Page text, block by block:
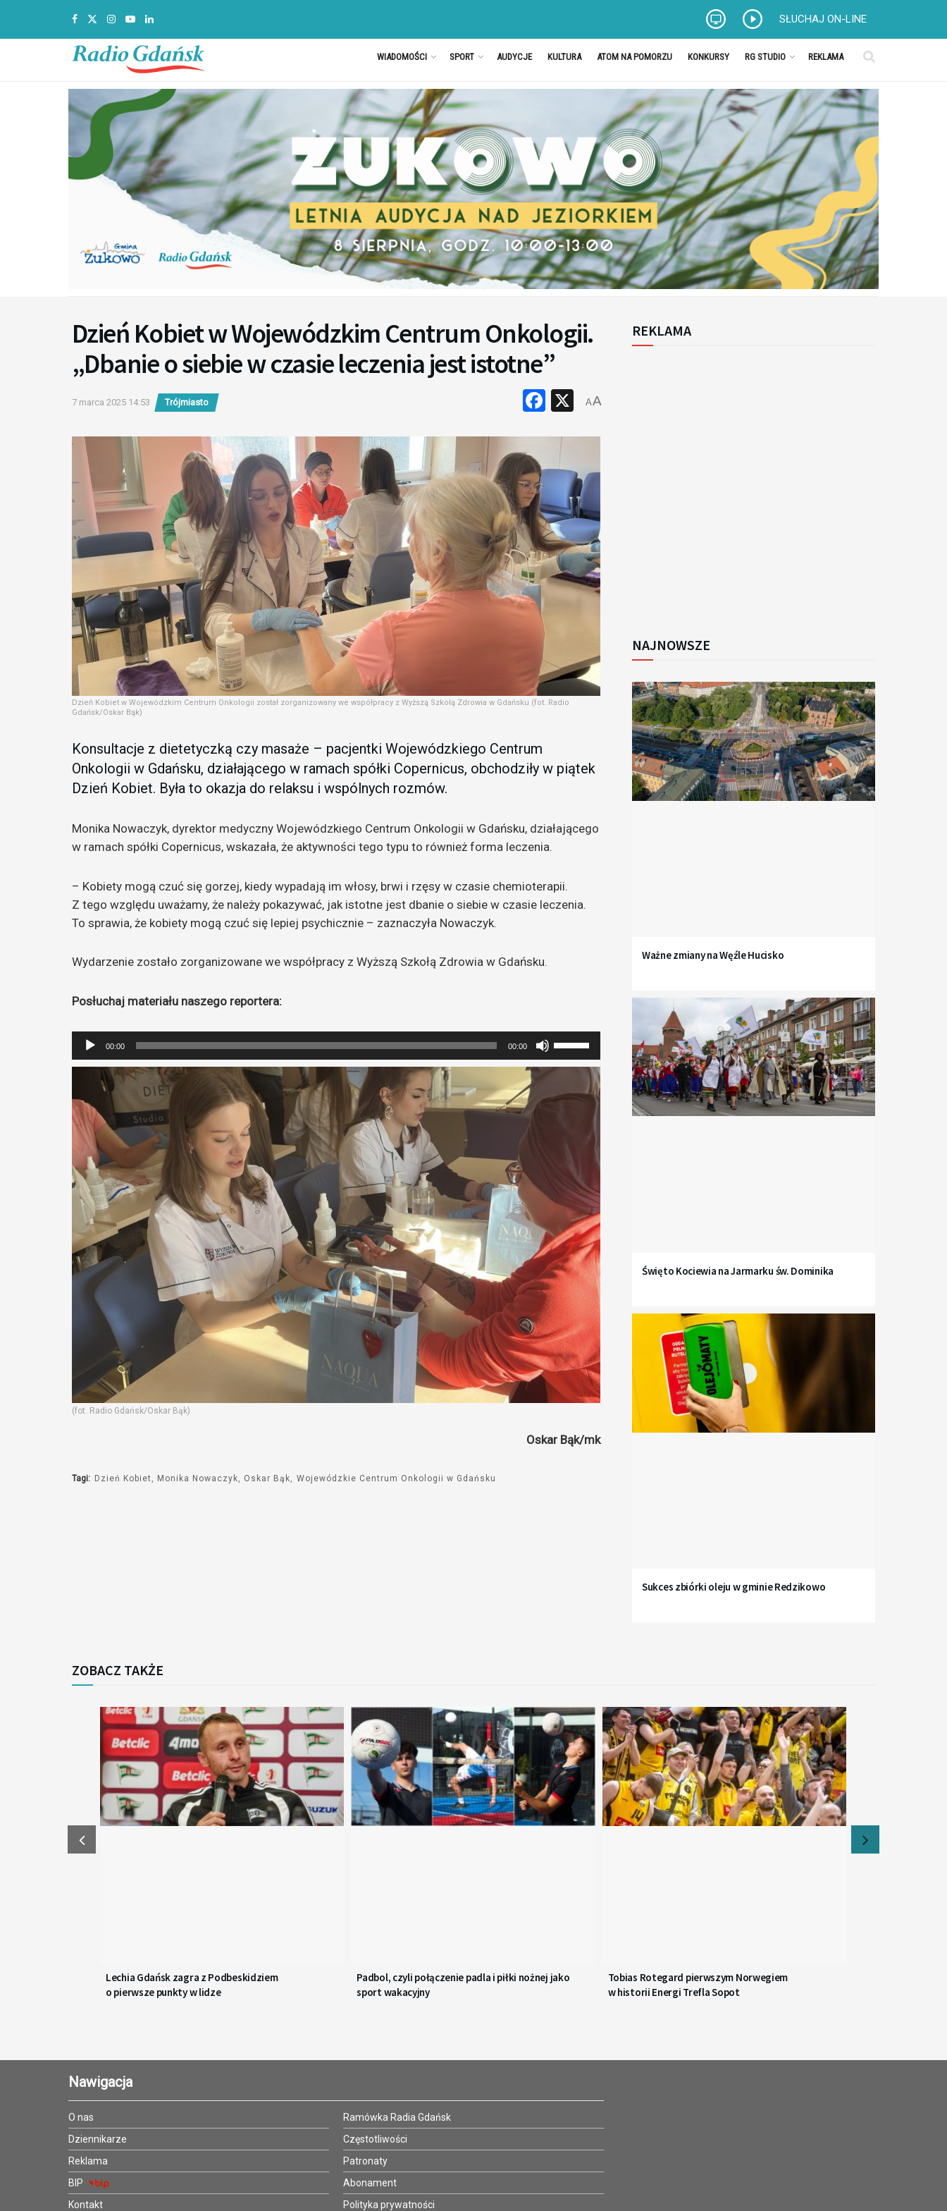
SŁUCHAJ ON-LINE
WIADOMOŚCI SPORT AUDYCJE KULTURA ATOM NA POMORZU KONKURSY RG STUDIO REKLAMA
Dzień Kobiet w Wojewódzkim Centrum Onkologii.
„Dbanie o siebie w czasie leczenia jest istotne”
7 marca 2025 14:53 Trójmiasto Facebook
X
AA
Dzień Kobiet w Wojewódzkim Centrum Onkologii został zorganizowany we współpracy z Wyższą Szkołą Zdrowia w Gdańsku (fot. Radio
Gdańsk/Oskar Bąk)
Konsultacje z dietetyczką czy masaże – pacjentki Wojewódzkiego Centrum
Onkologii w Gdańsku, działającego w ramach spółki Copernicus, obchodziły w piątek
Dzień Kobiet. Była to okazja do relaksu i wspólnych rozmów.
Monika Nowaczyk, dyrektor medyczny Wojewódzkiego Centrum Onkologii w Gdańsku, działającego
w ramach spółki Copernicus, wskazała, że aktywności tego typu to również forma leczenia.
– Kobiety mogą czuć się gorzej, kiedy wypadają im włosy, brwi i rzęsy w czasie chemioterapii.
Z tego względu uważamy, że należy pokazywać, jak istotne jest dbanie o siebie w czasie leczenia.
To sprawia, że kobiety mogą czuć się lepiej psychicznie – zaznaczyła Nowaczyk.
Wydarzenie zostało zorganizowane we współpracy z Wyższą Szkołą Zdrowia w Gdańsku.
Posłuchaj materiału naszego reportera:
Odtwarzacz
plików
dźwiękowych
00:00 00:00
strzałek
góry
dołu
zwiększyć
lub
zmniejszyć
głośność.
(fot. Radio Gdańsk/Oskar Bąk)
Oskar Bąk/mk
Tagi: Dzień Kobiet Monika Nowaczyk Oskar Bąk Wojewódzkie Centrum Onkologii w Gdańsku
REKLAMA
NAJNOWSZE
Ważne zmiany na Węźle Hucisko
Święto Kociewia na Jarmarku św. Dominika
Sukces zbiórki oleju w gminie Redzikowo
ZOBACZ TAKŻE
Lechia Gdańsk zagra z Podbeskidziem
o pierwsze punkty w lidze
Padbol, czyli połączenie padla i piłki nożnej jako
sport wakacyjny
Tobias Rotegard pierwszym Norwegiem
w historii Energi Trefla Sopot
Nawigacja
O nas
Dziennikarze
Reklama
BIP
Kontakt
Ramówka Radia Gdańsk
Częstotliwości
Patronaty
Abonament
Polityka prywatności